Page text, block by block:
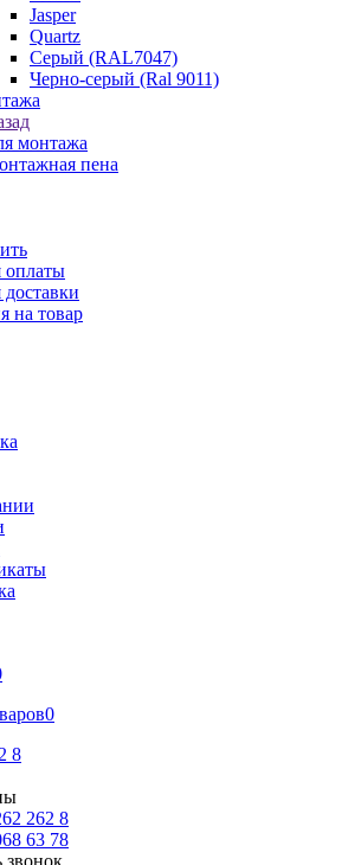
Jasper
Quartz
Серый (RAL7047)
Черно-серый (Ral 9011)
монтажа
пена
оплаты
на товар
0
8
262 8
63 78
звонок